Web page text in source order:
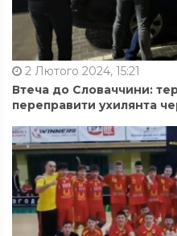
2 Лютого 2024, 15:21
Втеча до Словаччини:
переправити ухилянта